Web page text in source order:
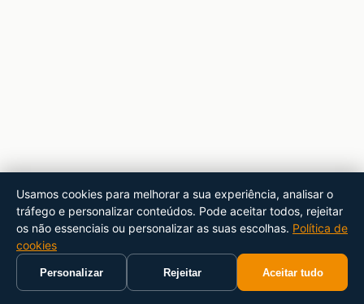
Usamos cookies para melhorar a sua experiência, analisar o
tráfego e personalizar conteúdos. Pode aceitar todos, rejeitar
os não essenciais ou personalizar as suas escolhas. Política de
cookies
Personalizar Rejeitar Aceitar tudo